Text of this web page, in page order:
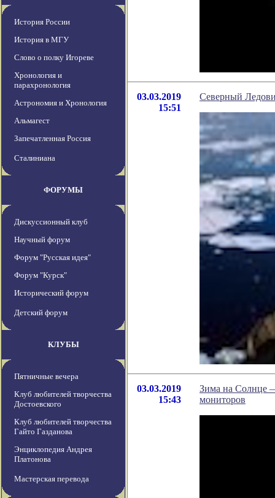
История России
История в МГУ
Слово о полку Игореве
Хронология и
парахронология
Астрономия и Хронология
Альмагест
Запечатленная Россия
Сталиниана
ФОРУМЫ
Дискуссионный клуб
Научный форум
Форум "Русская идея"
Форум "Курск"
Исторический форум
Детский форум
КЛУБЫ
Пятничные вечера
Клуб любителей творчества
Достоевского
Клуб любителей творчества
Гайто Газданова
Энциклопедия Андрея
Платонова
Мастерская перевода
03.03.2019
15:51
Северный
03.03.2019
15:43
Зима на Солнце
мониторов